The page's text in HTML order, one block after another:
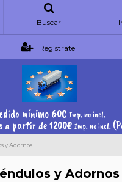
Buscar
Regístrate
mínimo 60€ Imp. no incl.
a partir de 1200€ Imp. no incl.
y Adornos
y Adornos